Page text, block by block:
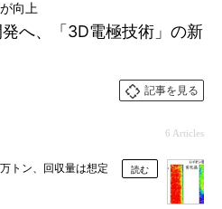
へ、「3D電極技術」の新
向上
記事を見る
6 Articles
トン、回収量は想定
読む